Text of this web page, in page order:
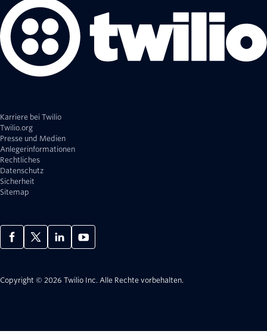
Karriere bei Twilio
Twilio.org
Presse und Medien
Anlegerinformationen
Rechtliches
Datenschutz
Sicherheit
Sitemap
Copyright © 2026 Twilio Inc. Alle Rechte vorbehalten.